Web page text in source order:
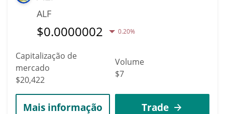
ALF
$0.0000002 0.20%
Capitalização de
mercado
$20,422
Volume
$7
Mais informação Trade